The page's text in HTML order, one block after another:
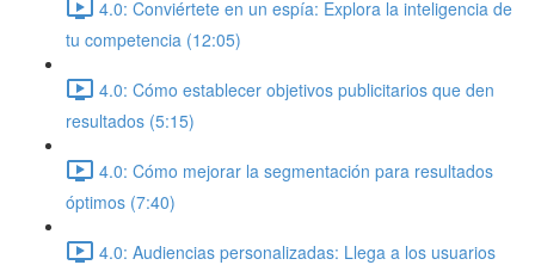
4.0: Conviértete en un espía: Explora la inteligencia de
tu competencia (12:05)
4.0: Cómo establecer objetivos publicitarios que den
resultados (5:15)
4.0: Cómo mejorar la segmentación para resultados
óptimos (7:40)
4.0: Audiencias personalizadas: Llega a los usuarios